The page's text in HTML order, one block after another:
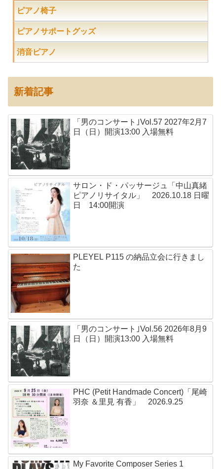
ピアノ椅子
ピアノサポートグッズ
消音ピアノ
新着記事
「男のコンサート｣Vol.57 2027年2月7
日（日）開演13:00 入場無料
サロン・ド・パッサージュ「中山真緒
ピアノリサイタル」 2026.10.18 日曜
日 14:00開演
PLEYEL P115 の納品立会に行きまし
た
「男のコンサート｣Vol.56 2026年8月9
日（日）開演13:00 入場無料
PHC (Petit Handmade Concert)「尾崎
羽奈 ＆里見 有香」 2026.9.25
My Favorite Composer Series 1